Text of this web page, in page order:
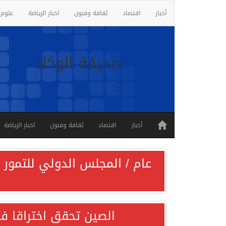
أخبار اقتصاد ثقافة وفنون اخبار الرياضة
صحيفة الوكاد
أخبار اقتصاد ثقافة وفنون اخبار الرياضة
عام / المجلس الدولي للتمور
الصين تحقق اختراقا